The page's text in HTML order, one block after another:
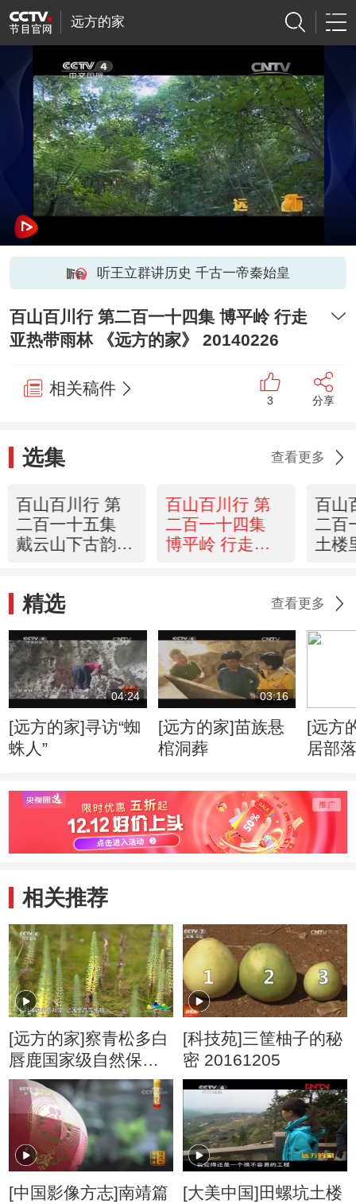
远方的家
听王立群讲历史 千古一帝秦始皇
百山百川行 第二百一十四集 博平岭 行走
亚热带雨林 《远方的家》 20140226
相关稿件
3 分享
选集 查看更多
百山百川行 第
二百一十五集
戴云山下古韵长
百山百川行 第
二百一十四集
博平岭 行走亚
百山
二百
土楼
精选 查看更多
04:24
[远方的家]寻访“蜘
蛛人”
03:16
[远方的家]苗族悬
棺洞葬
[远方
居部落
相关推荐
[远方的家]察青松多白
唇鹿国家级自然保护
区 高原湿地——灵动
的风景线
[科技苑]三筐柚子的秘
密 20161205
[中国影像方志]南靖篇
[大美中国]田螺坑土楼